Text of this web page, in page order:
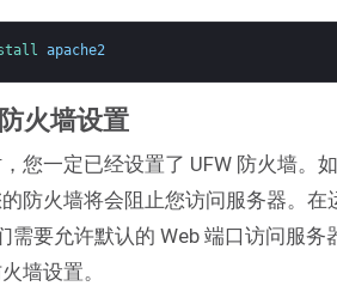
apache2
火墙设置
您一定已经设置了 UFW 防火墙。
防火墙将会阻止您访问服务器。在
需要允许默认的 Web 端口访问服务
墙设置。